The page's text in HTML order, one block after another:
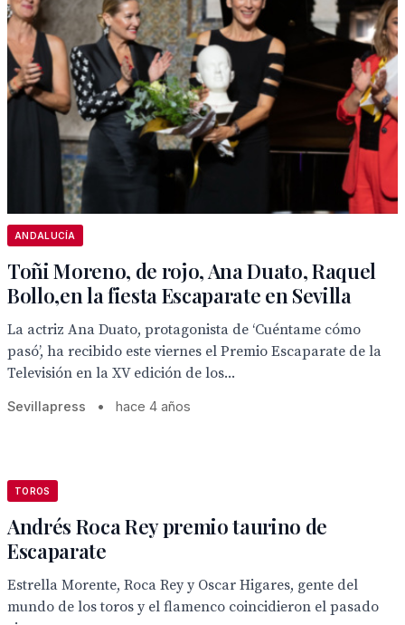
ANDALUCÍA
Toñi Moreno, de rojo, Ana Duato, Raquel
Bollo,en la fiesta Escaparate en Sevilla
La actriz Ana Duato, protagonista de ‘Cuéntame cómo
pasó’, ha recibido este viernes el Premio Escaparate de la
Televisión en la XV edición de los...
Sevillapress • hace 4 años
TOROS
Andrés Roca Rey premio taurino de
Escaparate
Estrella Morente, Roca Rey y Oscar Higares, gente del
mundo de los toros y el flamenco coincidieron el pasado